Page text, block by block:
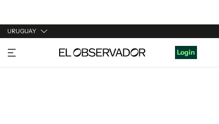
URUGUAY
URUGUAY
ARGENTINA
Login